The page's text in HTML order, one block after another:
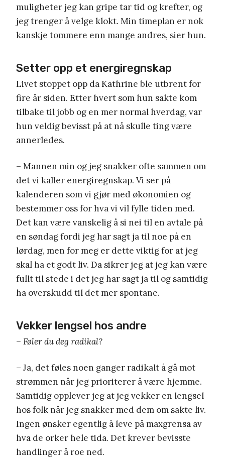
muligheter jeg kan gripe tar tid og krefter, og
jeg trenger å velge klokt. Min timeplan er nok
kanskje tommere enn mange andres, sier hun.
Setter opp et energiregnskap
Livet stoppet opp da Kathrine ble utbrent for
fire år siden. Etter hvert som hun sakte kom
tilbake til jobb og en mer normal hverdag, var
hun veldig bevisst på at nå skulle ting være
annerledes.
– Mannen min og jeg snakker ofte sammen om
det vi kaller energiregnskap. Vi ser på
kalenderen som vi gjør med økonomien og
bestemmer oss for hva vi vil fylle tiden med.
Det kan være vanskelig å si nei til en avtale på
en søndag fordi jeg har sagt ja til noe på en
lørdag, men for meg er dette viktig for at jeg
skal ha et godt liv. Da sikrer jeg at jeg kan være
fullt til stede i det jeg har sagt ja til og samtidig
ha overskudd til det mer spontane.
Vekker lengsel hos andre
– Føler du deg radikal?
– Ja, det føles noen ganger radikalt å gå mot
strømmen når jeg prioriterer å være hjemme.
Samtidig opplever jeg at jeg vekker en lengsel
hos folk når jeg snakker med dem om sakte liv.
Ingen ønsker egentlig å leve på maxgrensa av
hva de orker hele tida. Det krever bevisste
handlinger å roe ned.